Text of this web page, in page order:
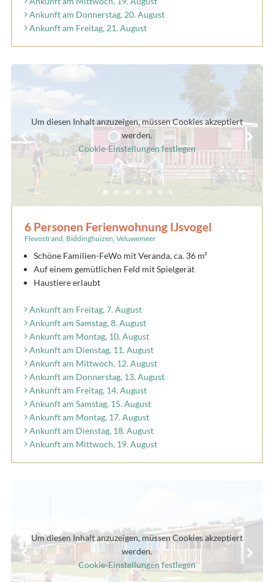
Ankunft am Donnerstag, 20. August
Ankunft am Freitag, 21. August
Um diesen Inhalt anzuzeigen, müssen Cookies akzeptiert
werden.
Cookie-Einstellungen festlegen
6 Personen Ferienwohnung IJsvogel
Flevostrand, Biddinghuizen, Veluwemeer
Schöne Familien-FeWo mit Veranda, ca. 36 m²
Auf einem gemütlichen Feld mit Spielgerät
Haustiere erlaubt
Ankunft am Freitag, 7. August
Ankunft am Samstag, 8. August
Ankunft am Montag, 10. August
Ankunft am Dienstag, 11. August
Ankunft am Mittwoch, 12. August
Ankunft am Donnerstag, 13. August
Ankunft am Freitag, 14. August
Ankunft am Samstag, 15. August
Ankunft am Montag, 17. August
Ankunft am Dienstag, 18. August
Ankunft am Mittwoch, 19. August
Um diesen Inhalt anzuzeigen, müssen Cookies akzeptiert
werden.
Cookie-Einstellungen festlegen